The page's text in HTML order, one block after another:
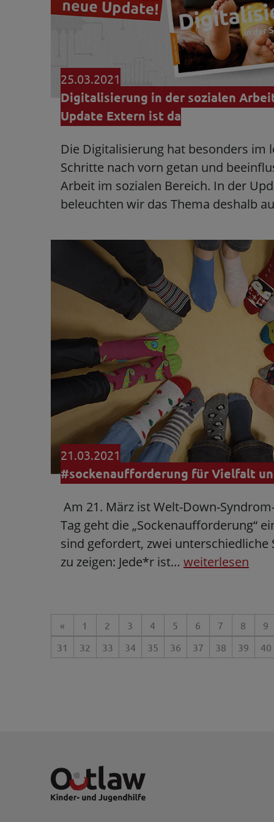
25.03.2021
Digitalisierung in der sozialen
Update Extern ist da
Die Digitalisierung hat besonders im
Schritte nach vorn getan und
Arbeit im sozialen Bereich. In der
beleuchten wir das Thema deshalb
21.03.2021
#sockenaufforderung für Vielfalt
Am 21. März ist Welt-Down-
Tag geht die „Sockenaufforderung“
sind gefordert, zwei unterschiedliche
zu zeigen: Jede*r ist… weiterlesen
« 1 2 3 4 5 6 7 8 9
31
32 33 34 35 36 37 38 39 40